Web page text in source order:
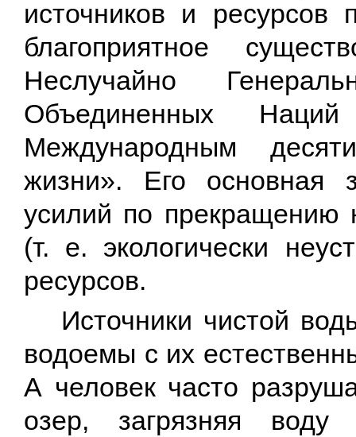
источников и
благоприятное
Неслучайно
Объединенных
Международным
жизни». Его основная
усилий по прекращению
(т. е. экологически
ресурсов.
Источники чистой
водоемы с их
А человек часто
озер, загрязняя воду